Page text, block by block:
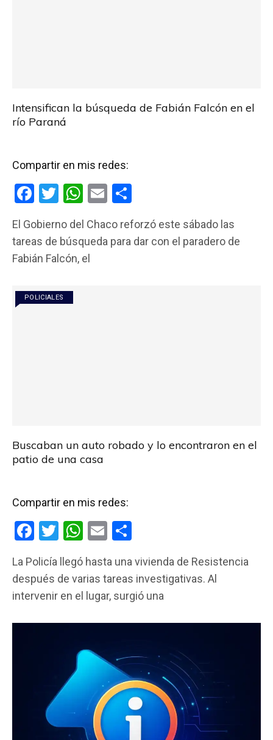
Intensifican la búsqueda de Fabián Falcón en el
río Paraná
Compartir en mis redes:
F
ce
b
o
k
T
tt
er
W
at
s
E
ail m
p
El Gobierno del Chaco reforzó este sábado las
tareas de búsqueda para dar con el paradero de
Fabián Falcón, el
POLICIALES
Buscaban un auto robado y lo encontraron en el
patio de una casa
Compartir en mis redes:
F
ce
b
o
T
tt
er
W
at
s
A
p
p
E
ail m
p
ar
tir
La Policía llegó hasta una vivienda de Resistencia
después de varias tareas investigativas. Al
intervenir en el lugar, surgió una